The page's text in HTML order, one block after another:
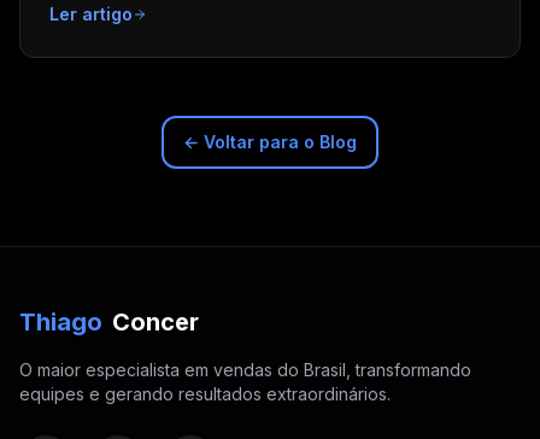
Ler artigo
← Voltar para o Blog
Thiago Concer
O maior especialista em vendas do Brasil, transformando
equipes e gerando resultados extraordinários.